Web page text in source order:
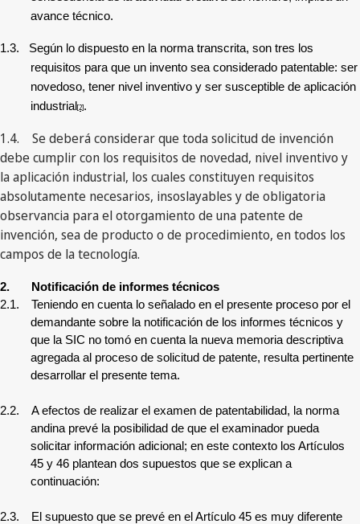
avance técnico.
1.3.
Según lo dispuesto en la norma transcrita, son tres los
requisitos para que un invento sea considerado patentable: ser
novedoso, tener nivel inventivo y ser susceptible de aplicación
industrial [2].
1.4. Se deberá considerar que toda solicitud de invención
debe cumplir con los requisitos de novedad, nivel inventivo y
la aplicación industrial, los cuales constituyen requisitos
absolutamente necesarios, insoslayables y de obligatoria
observancia para el otorgamiento de una patente de
invención, sea de producto o de procedimiento, en todos los
campos de la tecnología.
2.
Notificación de informes técnicos
2.1.
Teniendo en cuenta lo señalado en el presente proceso por el
demandante sobre la notificación de los informes técnicos y
que la SIC no tomó en cuenta la nueva memoria descriptiva
agregada al proceso de solicitud de patente, resulta pertinente
desarrollar el presente tema.
2.2.
A efectos de realizar el examen de patentabilidad, la norma
andina prevé la posibilidad de que el examinador pueda
solicitar información adicional; en este contexto los Artículos
45 y 46 plantean dos supuestos que se explican a
continuación:
2.3. El supuesto que se prevé en el Artículo 45 es muy diferente